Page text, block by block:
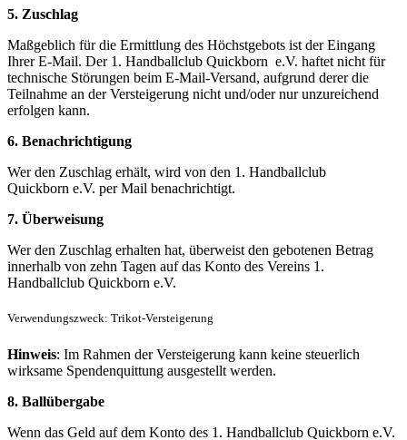
5. Zuschlag
Maßgeblich für die Ermittlung des Höchstgebots ist der Eingang
Ihrer E-Mail. Der 1. Handballclub Quickborn e.V. haftet nicht für
technische Störungen beim E-Mail-Versand, aufgrund derer die
Teilnahme an der Versteigerung nicht und/oder nur unzureichend
erfolgen kann.
6. Benachrichtigung
Wer den Zuschlag erhält, wird von den 1. Handballclub
Quickborn e.V. per Mail benachrichtigt.
7. Überweisung
Wer den Zuschlag erhalten hat, überweist den gebotenen Betrag
innerhalb von zehn Tagen auf das Konto des Vereins 1.
Handballclub Quickborn e.V.
Verwendungszweck: Trikot-Versteigerung
Hinweis: Im Rahmen der Versteigerung kann keine steuerlich
wirksame Spendenquittung ausgestellt werden.
8. Ballübergabe
Wenn das Geld auf dem Konto des 1. Handballclub Quickborn e.V.